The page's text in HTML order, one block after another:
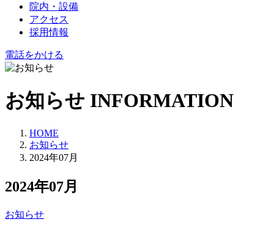
院内・設備
アクセス
採用情報
電話をかける
お知らせ INFORMATION
HOME
お知らせ
2024年07月
2024年07月
お知らせ